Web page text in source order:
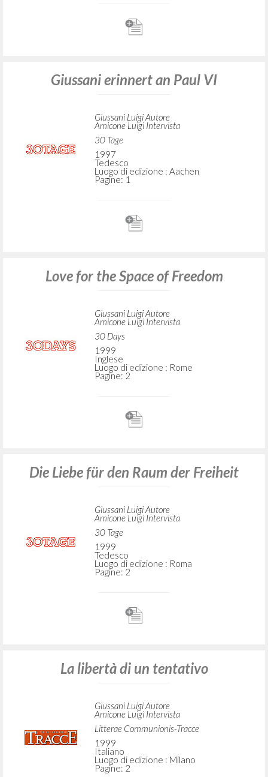
Giussani erinnert an Paul VI
Giussani Luigi Autore
Amicone Luigi Intervista
30 Tage
1997
Tedesco
Luogo di edizione : Aachen
Pagine: 1
Love for the Space of Freedom
Giussani Luigi Autore
Amicone Luigi Intervista
30 Days
1999
Inglese
Luogo di edizione : Rome
Pagine: 2
Die Liebe für den Raum der Freiheit
Giussani Luigi Autore
Amicone Luigi Intervista
30 Tage
1999
Tedesco
Luogo di edizione : Roma
Pagine: 2
La libertà di un tentativo
Giussani Luigi Autore
Amicone Luigi Intervista
Litterae Communionis-Tracce
1999
Italiano
Luogo di edizione : Milano
Pagine: 2